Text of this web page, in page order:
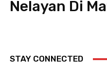
Nelayan Di
STAY CONNECTED